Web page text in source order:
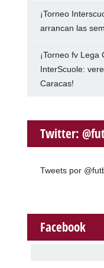
¡Torneo
arrancan las
¡Torneo fv Lega
InterScuole:
Caracas!
Twitter:
Tweets por
Facebook